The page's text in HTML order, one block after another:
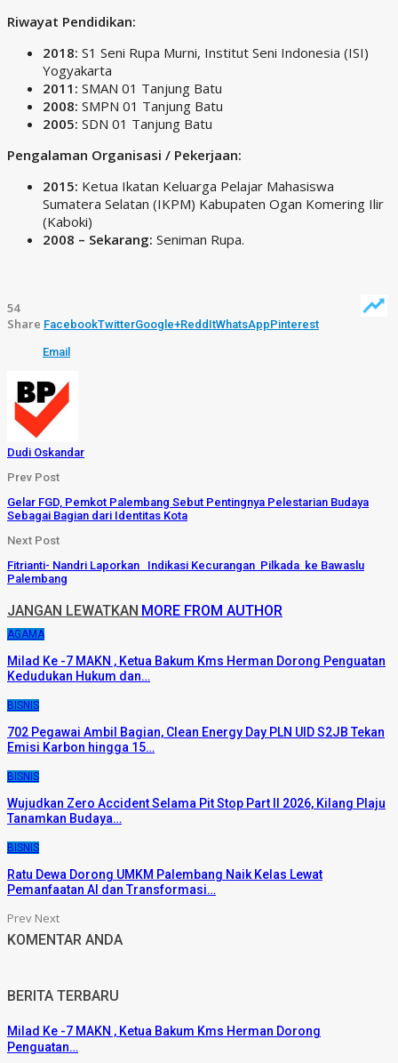
Riwayat Pendidikan:
2018: S1 Seni Rupa Murni, Institut Seni Indonesia (ISI)
Yogyakarta
2011: SMAN 01 Tanjung Batu
2008: SMPN 01 Tanjung Batu
2005: SDN 01 Tanjung Batu
Pengalaman Organisasi / Pekerjaan:
2015: Ketua Ikatan Keluarga Pelajar Mahasiswa
Sumatera Selatan (IKPM) Kabupaten Ogan Komering Ilir
(Kaboki)
2008 – Sekarang: Seniman Rupa.
54
Share FacebookTwitterGoogle+ReddItWhatsAppPinterest
Email
Dudi Oskandar
Prev Post
Gelar FGD, Pemkot Palembang Sebut Pentingnya Pelestarian Budaya
Sebagai Bagian dari Identitas Kota
Next Post
Fitrianti- Nandri Laporkan Indikasi Kecurangan Pilkada ke Bawaslu
Palembang
JANGAN LEWATKAN MORE FROM AUTHOR
AGAMA
Milad Ke -7 MAKN , Ketua Bakum Kms Herman Dorong Penguatan
Kedudukan Hukum dan…
BISNIS
702 Pegawai Ambil Bagian, Clean Energy Day PLN UID S2JB Tekan
Emisi Karbon hingga 15…
BISNIS
Wujudkan Zero Accident Selama Pit Stop Part II 2026, Kilang Plaju
Tanamkan Budaya…
BISNIS
Ratu Dewa Dorong UMKM Palembang Naik Kelas Lewat
Pemanfaatan AI dan Transformasi…
Prev Next
KOMENTAR ANDA
BERITA TERBARU
Milad Ke -7 MAKN , Ketua Bakum Kms Herman Dorong
Penguatan…